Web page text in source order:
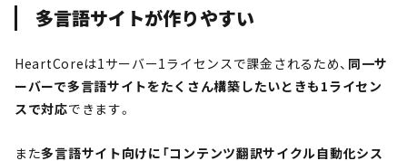
多言語サイトが作りやすい
HeartCoreは1サーバー1ライセンスで課金されるため、 同一サ
ーバーで多言語サイトをたくさん構築したいときも1ライセン
スで対応できます。
また多言語サイト向けに「コンテンツ翻訳サイクル自動化シス